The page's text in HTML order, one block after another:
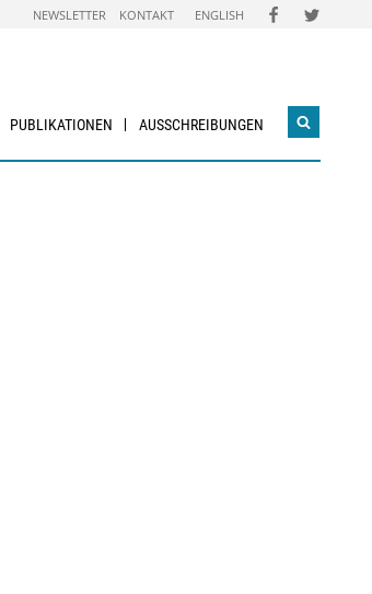
NEWSLETTER KONTAKT ENGLISH FOLGEN
SIE
FOLGEN
SIE
PUBLIKATIONEN AUSSCHREIBUNGEN